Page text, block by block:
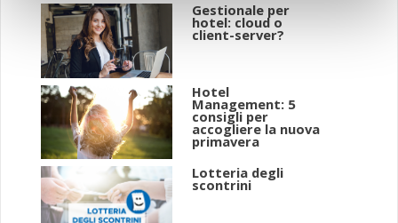
Gestionale per
hotel: cloud o
client-server?
Hotel
Management: 5
consigli per
accogliere la nuova
primavera
Lotteria degli
scontrini